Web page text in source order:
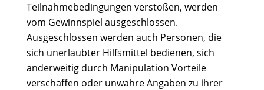
Teilnahmebedingungen verstoßen, werden
vom Gewinnspiel ausgeschlossen.
Ausgeschlossen werden auch Personen, die
sich unerlaubter Hilfsmittel bedienen, sich
anderweitig durch Manipulation Vorteile
verschaffen oder unwahre Angaben zu ihrer